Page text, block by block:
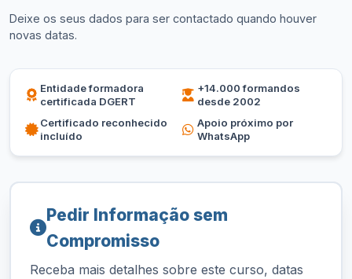
Deixe os seus dados para ser contactado quando houver
novas datas.
Entidade formadora
certificada DGERT
+14.000 formandos
desde 2002
Certificado reconhecido
incluído
Apoio próximo por
WhatsApp
Pedir Informação sem
Compromisso
Receba mais detalhes sobre este curso, datas